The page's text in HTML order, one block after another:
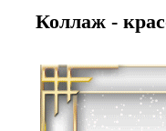
Коллаж -